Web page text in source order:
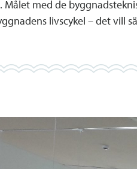
med de
livscykel – det vill